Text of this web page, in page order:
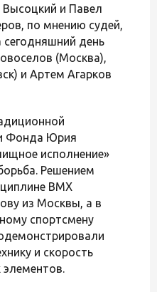
Высоцкий и Павел
по мнению судей,
день
(Москва),
и Артем Агарков
Фонда Юрия
исполнение»
Решением
ВМХ
из Москвы, а в
спортсмену
и скорость
элементов.